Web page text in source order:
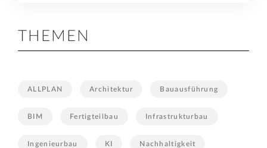
THEMEN
ALLPLAN Architektur Bauausführung
BIM Fertigteilbau Infrastrukturbau
Ingenieurbau KI Nachhaltigkeit